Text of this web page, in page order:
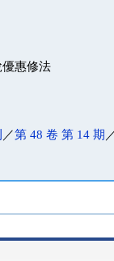
惠修法
／第 48 卷 第 14 期